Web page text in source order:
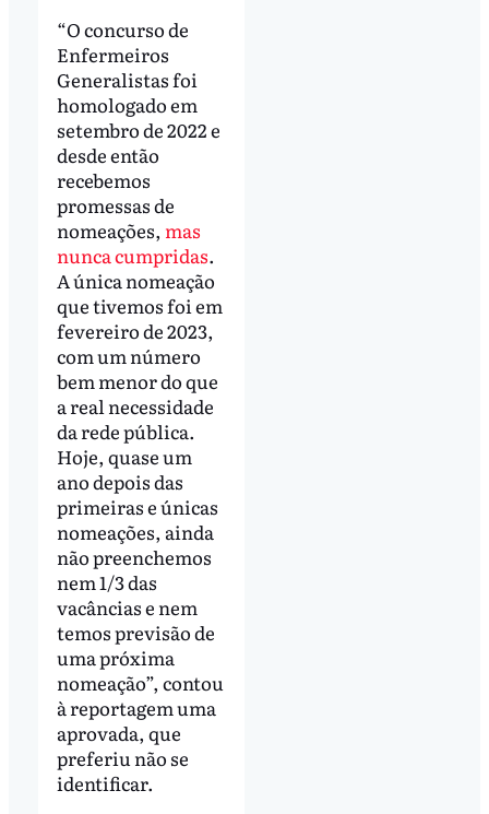
“O concurso de
Enfermeiros
Generalistas foi
homologado em
setembro de 2022 e
desde então
recebemos
promessas de
nomeações, mas
nunca cumpridas.
A única nomeação
que tivemos foi em
fevereiro de 2023,
com um número
bem menor do que
a real necessidade
da rede pública.
Hoje, quase um
ano depois das
primeiras e únicas
nomeações, ainda
não preenchemos
nem 1/3 das
vacâncias e nem
temos previsão de
uma próxima
nomeação”, contou
à reportagem uma
aprovada, que
preferiu não se
identificar.